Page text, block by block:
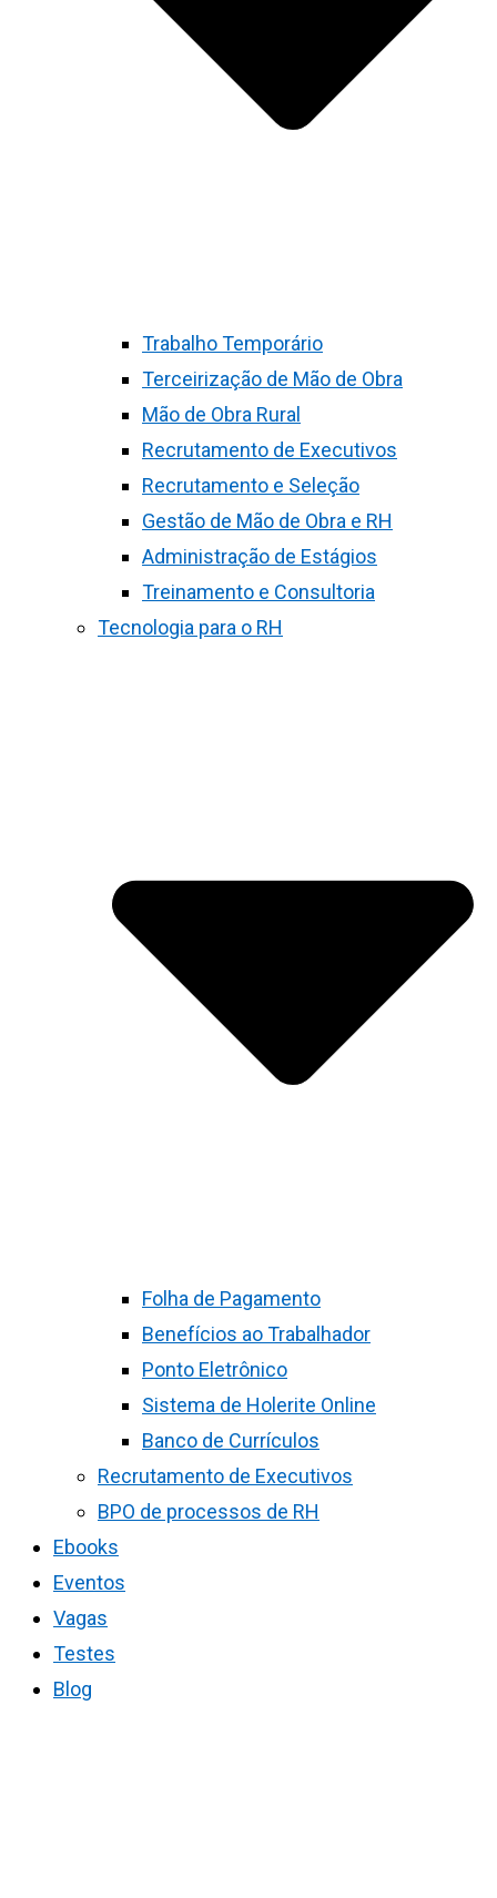
Trabalho Temporário
Terceirização de Mão de Obra
Mão de Obra Rural
Recrutamento de Executivos
Recrutamento e Seleção
Gestão de Mão de Obra e RH
Administração de Estágios
Treinamento e Consultoria
Tecnologia para o RH
Folha de Pagamento
Benefícios ao Trabalhador
Ponto Eletrônico
Sistema de Holerite Online
Banco de Currículos
Recrutamento de Executivos
BPO de processos de RH
Ebooks
Eventos
Vagas
Testes
Blog